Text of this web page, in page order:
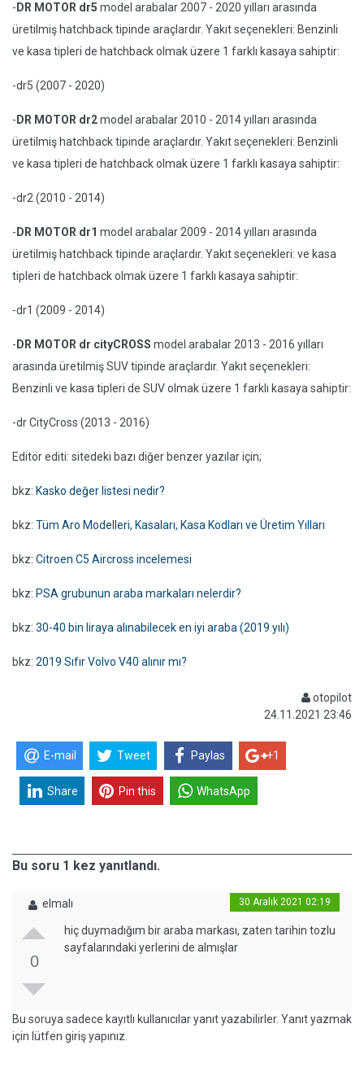
- DR MOTOR dr5 model arabalar 2007 - 2020 yılları arasında
üretilmiş hatchback tipinde araçlardır. Yakıt seçenekleri: Benzinli
ve kasa tipleri de hatchback olmak üzere 1 farklı kasaya sahiptir:
-dr5 (2007 - 2020)
- DR MOTOR dr2model arabalar 2010 - 2014 yılları arasında
üretilmiş hatchback tipinde araçlardır. Yakıt seçenekleri: Benzinli
ve kasa tipleri de hatchback olmak üzere 1 farklı kasaya sahiptir:
-dr2 (2010 - 2014)
- DR MOTOR dr1 model arabalar 2009 - 2014 yılları arasında
üretilmiş hatchback tipinde araçlardır. Yakıt seçenekleri: ve kasa
tipleri de hatchback olmak üzere 1 farklı kasaya sahiptir:
-dr1 (2009 - 2014)
- DR MOTOR dr cityCROSS model arabalar 2013 - 2016 yılları
arasında üretilmiş SUV tipinde araçlardır. Yakıt seçenekleri:
Benzinli ve kasa tipleri de SUV olmak üzere 1 farklı kasaya sahiptir:
-dr CityCross (2013 - 2016)
Editör editi: sitedeki bazı diğer benzer yazılar için;
bkz: Kasko değer listesi nedir?
bkz: Tüm Aro Modelleri, Kasaları, Kasa Kodları ve Üretim Yılları
bkz: Citroen C5 Aircross incelemesi
bkz: PSA grubunun araba markaları nelerdir?
bkz: 30-40 bin liraya alınabilecek en iyi araba (2019 yılı)
bkz: 2019 Sıfır Volvo V40 alınır mı?
otopilot
24.11.2021 23:46
E-mail Tweet Paylas +1
Share Pin this WhatsApp
Bu soru 1 kez yanıtlandı.
elmalı 30 Aralık 2021 02:19
0
hiç duymadığım bir araba markası, zaten tarihin tozlu
sayfalarındaki yerlerini de almışlar
Bu soruya sadece kayıtlı kullanıcılar yanıt yazabilirler. Yanıt yazmak
için lütfen giriş yapınız.